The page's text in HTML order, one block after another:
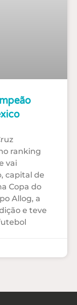
ranking
vai
capital de
Copa do
Allog, a
e teve